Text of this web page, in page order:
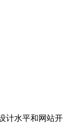
计水平和网站开